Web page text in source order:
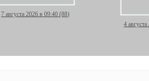
7 августа 2026 в 09:40 (88)
4
в 19:00 МСК]